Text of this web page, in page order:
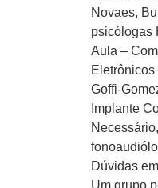
Novaes,
psicólogas
Aula –
Goffi-
Implante
Dúvidas
Um grupo